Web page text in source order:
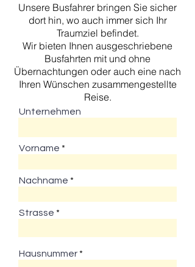
Unternehmen
Vorname
Nachname
Strasse
Hausnummer
Unsere Busfahrer bringen Sie sicher
dort hin, wo auch immer sich Ihr
Traumziel befindet.
Wir bieten Ihnen ausgeschriebene
Busfahrten mit und ohne
Übernachtungen oder auch eine nach
Ihren Wünschen zu­sammengestellte
Reise.